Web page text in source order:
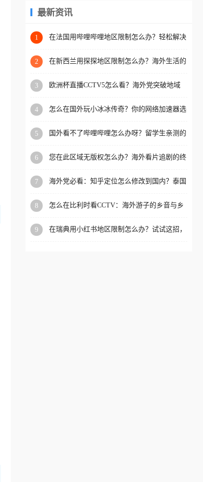
区工作、留学、定居等，都
权限制所困扰。
回国加速器，即可解决「海
版权限制」的问题，无论人
国、加拿大、澳大利亚、欧
学、定居等，都可以使用，
扰。
最新资讯
1
在法国用哔哩哔哩地区限制怎么办？轻松解决
2
在新西兰用探探地区限制怎么办？海外生活的
3
欧洲杯直播CCTV5怎么看？海外党突破地域
4
怎么在国外玩小冰冰传奇？你的网络加速器选
5
国外看不了哔哩哔哩怎么办呀？留学生亲测的
6
您在此区域无版权怎么办？海外看片追剧的终
7
海外党必看：知乎定位怎么修改到国内？泰国
8
怎么在比利时看CCTV：海外游子的乡音与乡
9
在瑞典用小红书地区限制怎么办？试试这招，